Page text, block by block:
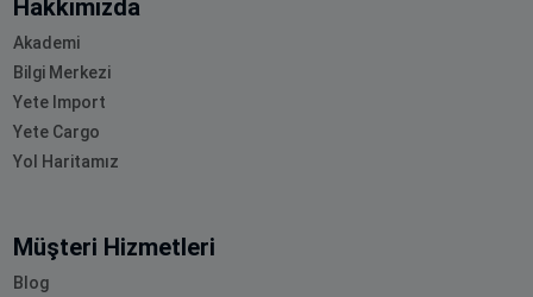
Hakkımızda
Akademi
Bilgi Merkezi
Yete Import
Yete Cargo
Yol Haritamız
Müşteri Hizmetleri
Blog